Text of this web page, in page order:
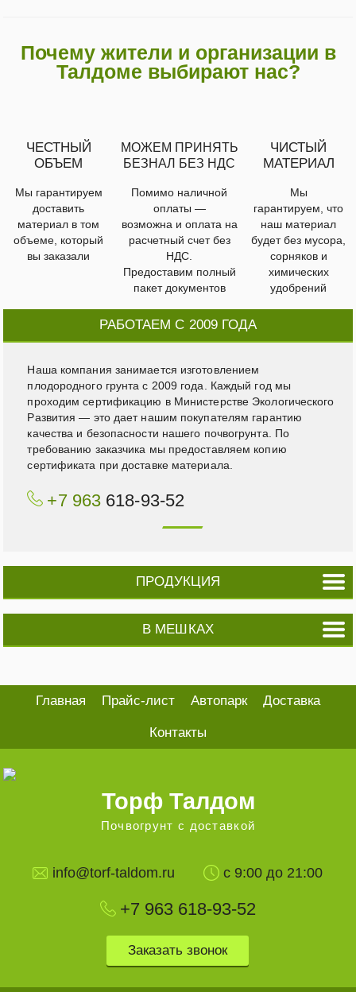
Почему жители и организации в
Талдоме выбирают нас?
ЧЕСТНЫЙ
ОБЪЕМ
Мы гарантируем
доставить
материал в том
объеме, который
вы заказали
МОЖЕМ ПРИНЯТЬ
БЕЗНАЛ БЕЗ НДС
Помимо наличной
оплаты —
возможна и оплата на
расчетный счет без
НДС.
Предоставим полный
пакет документов
ЧИСТЫЙ
МАТЕРИАЛ
Мы
гарантируем, что
наш материал
будет без мусора,
сорняков и
химических
удобрений
РАБОТАЕМ С 2009 ГОДА
Наша компания занимается изготовлением
плодородного грунта с 2009 года. Каждый год мы
проходим сертификацию в Министерстве Экологического
Развития — это дает нашим покупателям гарантию
качества и безопасности нашего почвогрунта. По
требованию заказчика мы предоставляем копию
сертификата при доставке материала.
+7 963 618-93-52
ПРОДУКЦИЯ
В МЕШКАХ
Главная Прайс-лист Автопарк Доставка
Контакты
Торф Талдом
Почвогрунт с доставкой
info@torf-taldom.ru с 9:00 до 21:00
+7 963618-93-52
Заказать звонок